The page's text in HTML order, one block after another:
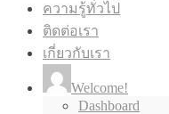
ความรู้ทั่วไป
ติดต่อเรา
เกี่ยวกับเรา
Welcome!
Dashboard